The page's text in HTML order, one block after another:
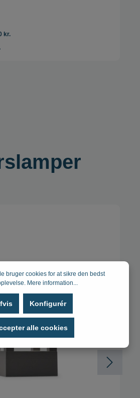
kr.
bruger cookies for at sikre den bedst
Mere information...
Konfigurér
alle cookies